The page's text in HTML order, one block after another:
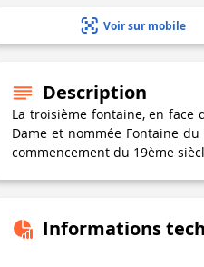
Voir sur mobile
Description
La troisième fontaine, en face
Dame et nommée Fontaine
commencement du 19ème
Informations